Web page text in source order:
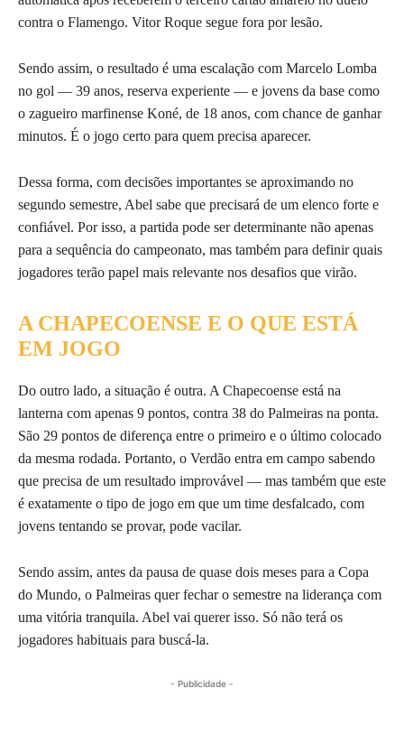
contra o Flamengo. Vitor Roque segue fora por lesão.
Sendo assim, o resultado é uma escalação com Marcelo Lomba
no gol — 39 anos, reserva experiente — e jovens da base como
o zagueiro marfinense Koné, de 18 anos, com chance de ganhar
minutos. É o jogo certo para quem precisa aparecer.
Dessa forma, com decisões importantes se aproximando no
segundo semestre, Abel sabe que precisará de um elenco forte e
confiável. Por isso, a partida pode ser determinante não apenas
para a sequência do campeonato, mas também para definir quais
jogadores terão papel mais relevante nos desafios que virão.
A CHAPECOENSE E O QUE ESTÁ
EM JOGO
Do outro lado, a situação é outra. A Chapecoense está na
lanterna com apenas 9 pontos, contra 38 do Palmeiras na ponta.
São 29 pontos de diferença entre o primeiro e o último colocado
da mesma rodada. Portanto, o Verdão entra em campo sabendo
que precisa de um resultado improvável — mas também que este
é exatamente o tipo de jogo em que um time desfalcado, com
jovens tentando se provar, pode vacilar.
Sendo assim, antes da pausa de quase dois meses para a Copa
do Mundo, o Palmeiras quer fechar o semestre na liderança com
uma vitória tranquila. Abel vai querer isso. Só não terá os
jogadores habituais para buscá-la.
- Publicidade -